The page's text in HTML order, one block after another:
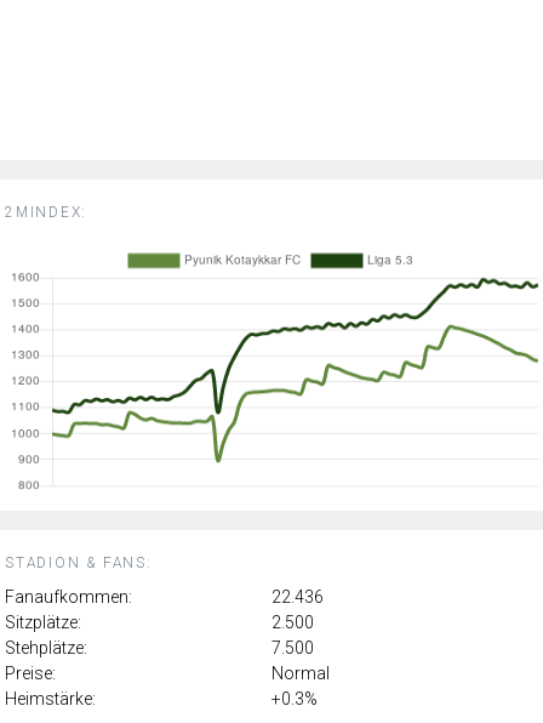
2MINDEX:
STADION & FANS:
Fanaufkommen:
22.436
Sitzplätze:
2.500
Stehplätze:
7.500
Preise:
Normal
Heimstärke:
+0.3%